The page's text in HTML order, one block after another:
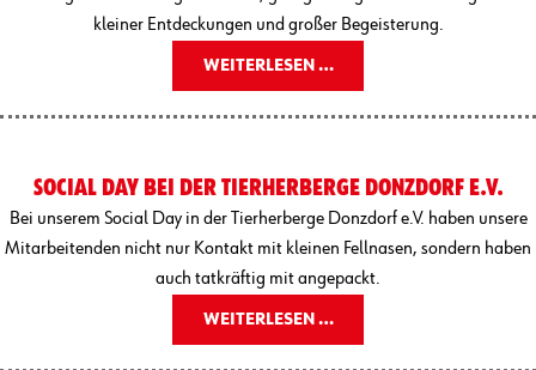
kleiner Entdeckungen und großer Begeisterung.
WEITERLESEN …
SOCIAL DAY BEI DER TIERHERBERGE DONZDORF E.V.
Bei unserem Social Day in der Tierherberge Donzdorf e.V. haben unsere
Mitarbeitenden nicht nur Kontakt mit kleinen Fellnasen, sondern haben
auch tatkräftig mit angepackt.
WEITERLESEN …